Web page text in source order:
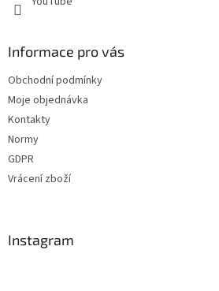
Informace pro vás
Obchodní podmínky
Moje objednávka
Kontakty
Normy
GDPR
Vrácení zboží
Instagram